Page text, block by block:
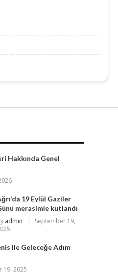
Hakkında Genel
19 Eylül Gaziler
merasimle kutlandı
admin
September 19,
ile Geleceğe Adım
19, 2025